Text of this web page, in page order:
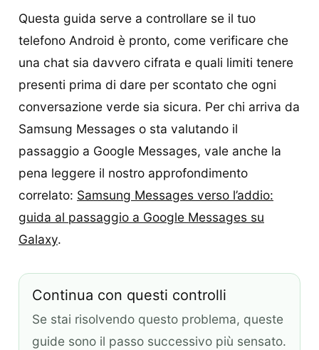
Questa guida serve a controllare se il tuo
telefono Android è pronto, come verificare che
una chat sia davvero cifrata e quali limiti tenere
presenti prima di dare per scontato che ogni
conversazione verde sia sicura. Per chi arriva da
Samsung Messages o sta valutando il
passaggio a Google Messages, vale anche la
pena leggere il nostro approfondimento
correlato: Samsung Messages verso l’addio:
guida al passaggio a Google Messages su
Galaxy.
Continua con questi controlli
Se stai risolvendo questo problema, queste
guide sono il passo successivo più sensato.